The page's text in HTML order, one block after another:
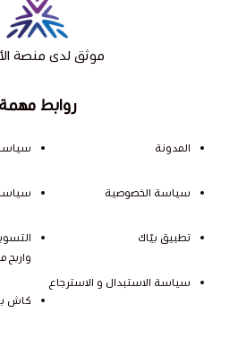
روابط مهمة
المدونة
سياسة الخصوصية
تطبيق بيّاك
سياسة الاستبدال و الاسترجاع
واربح
كاش
موثق لدى منصة